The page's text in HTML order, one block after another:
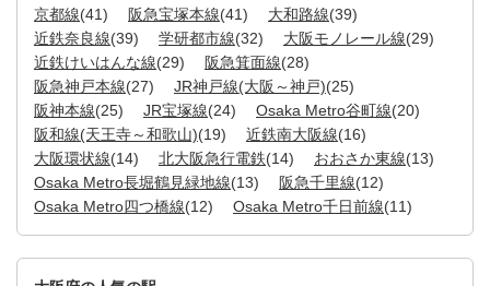
京都線(41) 阪急宝塚本線(41) 大和路線(39)
近鉄奈良線(39) 学研都市線(32) 大阪モノレール線(29)
近鉄けいはんな線(29) 阪急箕面線(28)
阪急神戸本線(27) JR神戸線(大阪～神戸)(25)
阪神本線(25) JR宝塚線(24) Osaka Metro谷町線(20)
阪和線(天王寺～和歌山)(19) 近鉄南大阪線(16)
大阪環状線(14) 北大阪急行電鉄(14) おおさか東線(13)
Osaka Metro長堀鶴見緑地線(13) 阪急千里線(12)
Osaka Metro四つ橋線(12) Osaka Metro千日前線(11)